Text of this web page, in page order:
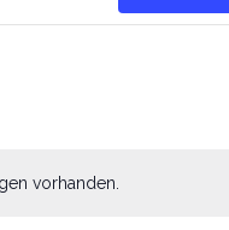
vorhanden.